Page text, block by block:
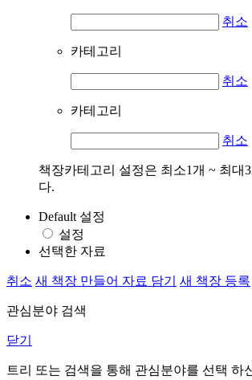
취소
카테고리
취소
카테고리
취소
책장카테고리 설정은 최소1개 ~ 최대
다.
Default 설정
설정
선택한 자료
취소 새 책장 만들어 자료 담기 새 책장 등록
관심분야 검색
닫기
트리 또는 검색을 통해 관심분야를 선택 하